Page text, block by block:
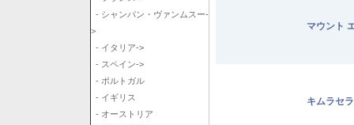
- シャンパン・ヴァンムスー-
>
- イタリア->
- スペイン->
- ポルトガル
- イギリス
- オーストリア
マウント
キムラセ